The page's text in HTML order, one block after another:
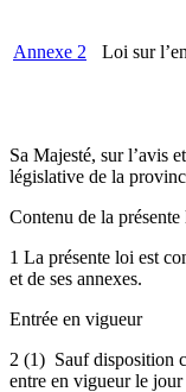
Annexe 2 Loi sur
Sa Majesté, sur l’avis
législative de la
Contenu de la présente
1 La présente loi est
et de ses annexes.
Entrée en vigueur
2 (1) Sauf disposition
entre en vigueur le